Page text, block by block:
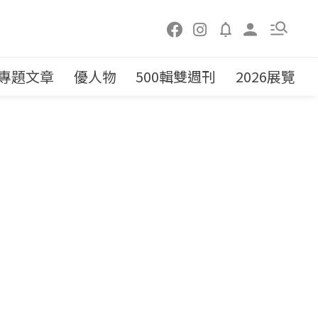
題文章 優人物 500輯雙週刊 2026展覽